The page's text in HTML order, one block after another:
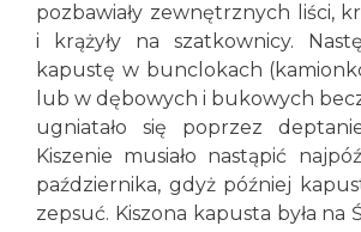
pozbawiały zewnętrznych liści,
i krążyły na szatkownicy.
kapustę w bunclokach
lub w dębowych i bukowych
ugniatało się poprzez
Kiszenie musiało nastąpić
października, gdyż później
zepsuć. Kiszona kapusta była na